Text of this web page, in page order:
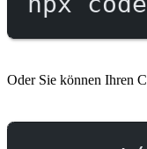
Oder Sie können Ihren